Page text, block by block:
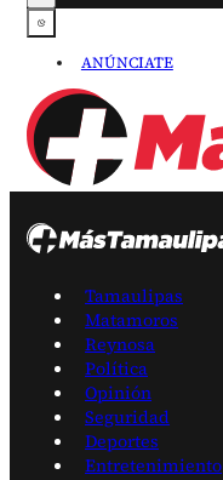
ANÚNCIATE
Tamaulipas
Matamoros
Reynosa
Política
Opinión
Seguridad
Deportes
Entretenimiento